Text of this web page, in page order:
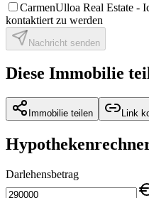
CarmenUlloa Real Estate -
kontaktiert zu werden
Nachricht senden
Diese Immobilie
Immobilie teilen Link
Darlehensbetrag